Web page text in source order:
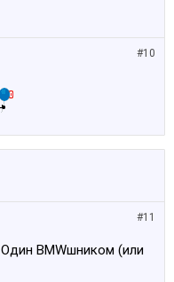
#10
#11
Один BMWшником (или